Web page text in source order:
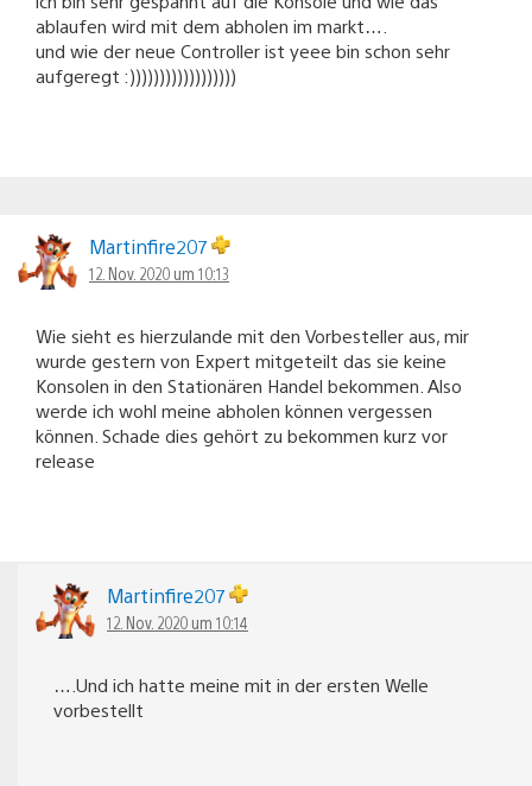
ablaufen wird mit dem abholen im markt….
und wie der neue Controller ist yeee bin schon sehr
aufgeregt :))))))))))))))))))
Martinfire207
12. Nov. 2020 um 10:13
Wie sieht es hierzulande mit den Vorbesteller aus, mir
wurde gestern von Expert mitgeteilt das sie keine
Konsolen in den Stationären Handel bekommen. Also
werde ich wohl meine abholen können vergessen
können. Schade dies gehört zu bekommen kurz vor
release
Martinfire207
12. Nov. 2020 um 10:14
….Und ich hatte meine mit in der ersten Welle
vorbestellt